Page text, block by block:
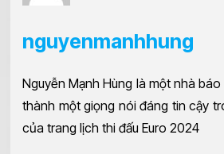
nguyenmanhhung
Nguyễn Mạnh Hùng là một nhà
thành một giọng nói đáng tin cậy
của trang lịch thi đấu Euro 2024